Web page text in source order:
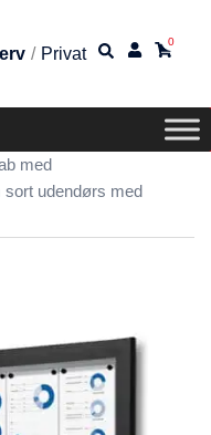
/ Privat
0
med
udendørs med